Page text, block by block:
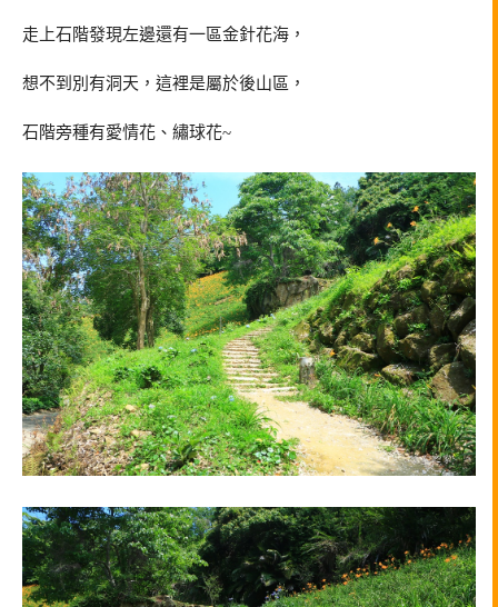
走上石階發現左邊還有一區金針花海，
想不到別有洞天，這裡是屬於後山區，
石階旁種有愛情花、繡球花~